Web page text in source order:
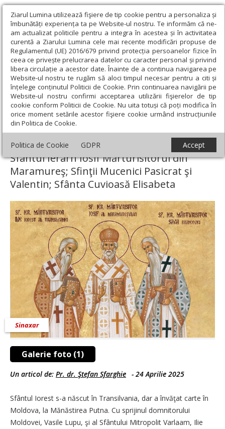
Ziarul Lumina utilizează fişiere de tip cookie pentru a personaliza și
îmbunătăți experiența ta pe Website-ul nostru. Te informăm că ne-
am actualizat politicile pentru a integra în acestea și în activitatea
curentă a Ziarului Lumina cele mai recente modificări propuse de
Regulamentul (UE) 2016/679 privind protecția persoanelor fizice în
ceea ce privește prelucrarea datelor cu caracter personal și privind
libera circulație a acestor date. Înainte de a continua navigarea pe
Website-ul nostru te rugăm să aloci timpul necesar pentru a citi și
înțelege conținutul Politicii de Cookie. Prin continuarea navigării pe
Website-ul nostru confirmi acceptarea utilizării fişierelor de tip
cookie conform Politicii de Cookie. Nu uita totuși că poți modifica în
orice moment setările acestor fişiere cookie urmând instrucțiunile
din Politica de Cookie.
Politica de Cookie GDPR Accept
Ziarul Lumina › Teologie și spiritualitate › Sinaxar › Sfinţii
Ierarhi Ilie Iorest, Simion Ştefan şi Sava Brancovici, mitropoliţii
Transilvaniei; Sfântul Ierarh Iosif Mărturisitorul din Maramureş;
Sfinţii Mucenici Pasicrat şi Valentin; Sfânta Cuvioasă Elisabeta
Sfinţii Ierarhi Ilie Iorest, Simion Ştefan şi
Sava Brancovici, mitropoliţii Transilvaniei;
Sfântul Ierarh Iosif Mărturisitorul din
Maramureş; Sfinţii Mucenici Pasicrat şi
Valentin; Sfânta Cuvioasă Elisabeta
Galerie foto (1)
Sinaxar
Un articol de: Pr. dr. Ştefan Sfarghie - 24 Aprilie 2025
Sfântul Iorest s-a născut în Transilvania, dar a învăţat carte în
Moldova, la Mănăstirea Putna. Cu sprijinul domnitorului
Moldovei, Vasile Lupu, şi al Sfântului Mitropolit Varlaam, Ilie